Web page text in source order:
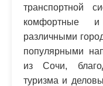
транспортной
комфортные
различными
популярными
из Сочи,
туризма и